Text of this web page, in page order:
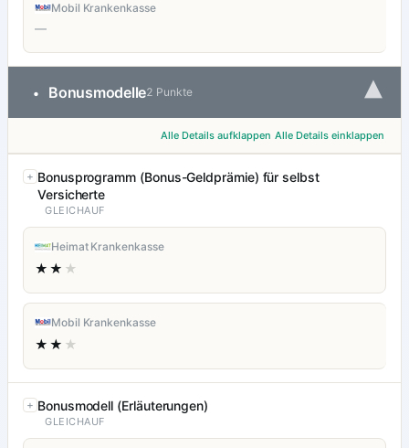
Mobil Krankenkasse
—
• Bonusmodelle2 Punkte ▾
Alle Details aufklappen Alle Details einklappen
Bonusprogramm (Bonus-Geldprämie) für selbst
Versicherte
GLEICHAUF
Heimat Krankenkasse
★★ ★
Mobil Krankenkasse
★★ ★
Bonusmodell (Erläuterungen)
GLEICHAUF